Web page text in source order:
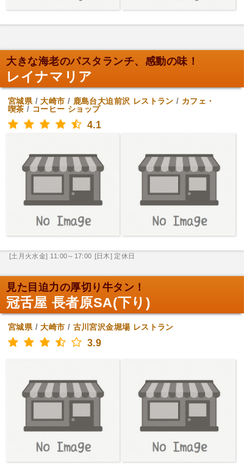
大きな海老のパスタランチ、感動の味！
レイナマリア
宮城県/大崎市 / 鹿島台大迫前沢 レストラン / カフェ・
喫茶 / コーヒー ショップ
4.1
[土月火水金] 11:00～17:00 [日木] 定休日
見た目迫力の厚切り牛タン！
冠舌屋 長者原SA(下り)
宮城県/大崎市 / 古川宮沢金堀場 レストラン
3.9